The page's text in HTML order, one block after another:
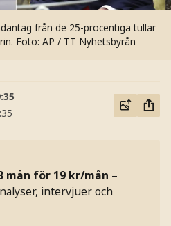
från de 25-procentiga tullar
Foto: AP / TT Nyhetsbyrån
mån för 19 kr/mån –
intervjuer och